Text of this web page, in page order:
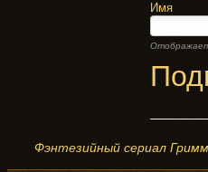
Имя
Фэнтезийный сериал